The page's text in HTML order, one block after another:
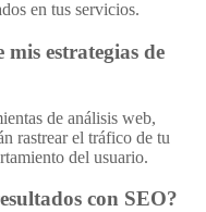
en tus servicios.
estrategias de
de análisis web,
rastrear el tráfico de tu
del usuario.
con SEO?